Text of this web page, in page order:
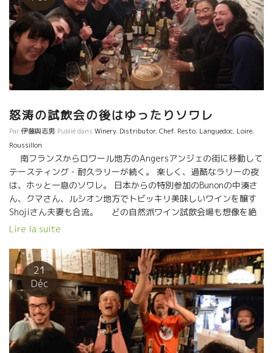
怒涛の試飲会の後はゆったりソワレ
Par伊藤與志男 Publié dans Winery, Distributor,Chef, Resto, Languedoc, Loire,
Roussillon
南フランスからロワール地方のAngersアンジェの街に移動して
テースティング・耐久ラリーが続く。 楽しく、過酷なラリーの夜
は、ホッと一息のソワレ。 日本からの特別参加のBunonの中湊さ
ん、クマさん、ルシオン地方でトビッキリ美味しいワインを醸す
Shojiさん夫妻も合流。 どの自然派ワイン試飲会場も想像を絶
する混んだ中での試飲はブースに近寄るだけでも、まるで戦いの
できる。 アメリカ、中国の大国が本格的に取り組みだした。アジ
ア諸国も追随している。 ここ近未来の自然派ワインを取り巻く状
況が凄い勢いで変化してくのを感じる。 世界中の飲食に関わる業
界全体が、動きだしている。 今まで見られなかった業界ワインバ
イヤー達がこの世界に参入してきている。 さあ、変化の時代の到
来だ！ これからが面白い！！ これからをどう生き抜くか！？どの
方向に？ どんなワインを？ 誰と？どんな風に？ この分野も今
までの、自然派ワインオタクの時代から大海に就航していくしょ
Lire la suite
21
Déc